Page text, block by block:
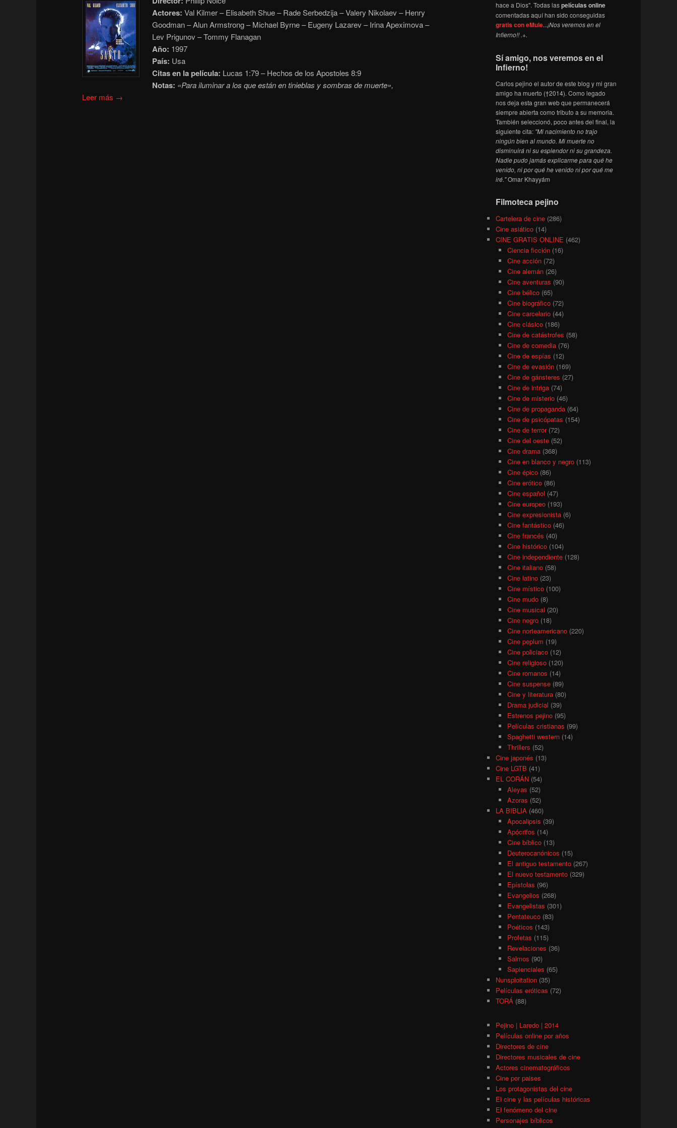
Actores: Val Kilmer – Elisabeth Shue – Rade Serbedzija – Valery Nikolaev – Henry
Goodman – Alun Armstrong – Michael Byrne – Eugeny Lazarev – Irina Apeximova –
Lev Prigunov – Tommy Flanagan
Año: 1997
País: Usa
Citas en la película: Lucas 1:79 – Hechos de los Apostoles 8:9
Notas: «Para iluminar a los que están en tinieblas y sombras de muerte»,
Leer más →
hace a Dios". Todas laspelículas online
comentadas aquí han sido conseguidas
gratis con eMule...¡Nos veremos en el
Infierno!! .+.
Sí amigo, nos veremos en el
Infierno!
Carlos pejino el autor de este blog y mi gran
amigo ha muerto (†2014). Como legado
nos deja esta gran web que permanecerá
siempre abierta como tributo a su memoria.
También seleccionó, poco antes del final, la
siguiente cita: "Mi nacimiento no trajo
ningún bien al mundo. Mi muerte no
disminuirá ni su esplendor ni su grandeza.
Nadie pudo jamás explicarme para qué he
venido, ni por qué he venido ni por qué me
iré."Omar Khayyám
Filmoteca pejino
Cartelera de cine (286)
Cine asiático (14)
CINE GRATIS ONLINE (462)
Ciencia ficción(16)
Cine acción(72)
Cine alemán(26)
Cine aventuras (90)
Cine bélico(65)
Cine biográfico(72)
Cine carcelario(44)
Cine clásico(186)
Cine de catástrofes (58)
Cine de comedia(76)
Cine de espías (12)
Cine de evasión(169)
Cine de gánsteres (27)
Cine de intriga(74)
Cine de misterio(46)
Cine de propaganda(64)
Cine de psicópatas (154)
Cine de terror(72)
Cine del oeste(52)
Cine drama(368)
Cine en blanco y negro(113)
Cine épico(86)
Cine erótico(86)
Cine español (47)
Cine europeo(193)
Cine expresionista(6)
Cine fantástico(46)
Cine francés (40)
Cine histórico(104)
Cine independiente(128)
Cine italiano(58)
Cine latino(23)
Cine místico(100)
Cine mudo(8)
Cine musical (20)
Cine negro(18)
Cine norteamericano(220)
Cine peplum (19)
Cine policiaco(12)
Cine religioso(120)
Cine romanos (14)
Cine suspense(89)
Cine y literatura(80)
Drama judicial (39)
Estrenos pejino(95)
Películas cristianas (99)
Spaghetti western(14)
Thrillers (52)
Cine japonés (13)
Cine LGTB (41)
EL CORÁN (54)
Aleyas (52)
Azoras (52)
LA BIBLIA (460)
Apocalipsis (39)
Apócrifos (14)
Cine bíblico(13)
Deuterocanónicos (15)
El antiguo testamento(267)
El nuevo testamento(329)
Epístolas (96)
Evangelios (268)
Evangelistas (301)
Pentateuco(83)
Poéticos (143)
Profetas (115)
Revelaciones (36)
Salmos (90)
Sapienciales (65)
Nunsploitation (35)
Películas eróticas (72)
TORÁ (88)
Pejino | Laredo | 2014
Películas online por años
Directores de cine
Directores musicales de cine
Actores cinematográficos
Cine por paises
Los protagonistas del cine
El cine y las películas históricas
El fenómeno del cine
Personajes bíblicos